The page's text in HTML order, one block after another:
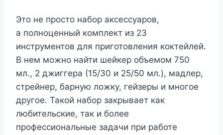
Это не просто набор аксессуаров,
а полноценный комплект из 23
инструментов для приготовления коктейлей.
В нем можно найти шейкер объемом 750
мл., 2 джиггера (15/30 и 25/50 мл.), мадлер,
стрейнер, барную ложку, гейзеры и многое
другое. Такой набор закрывает как
любительские, так и более
профессиональные задачи при работе